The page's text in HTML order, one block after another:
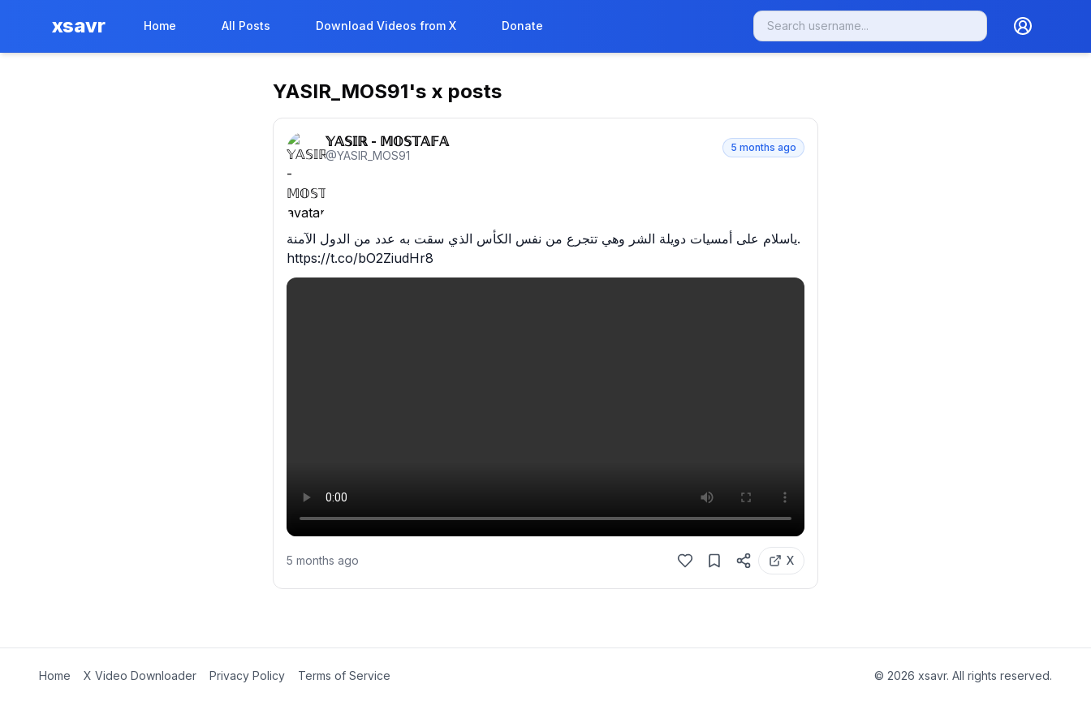
xsavr Home All Posts Download Videos from X Donate
YASIR_MOS91's x posts
𝕐𝔸𝕊𝕀ℝ - 𝕄𝕆𝕊𝕋𝔸𝔽𝔸
@YASIR_MOS91
5 months ago
ياسلام على أمسيات دويلة الشر وهي تتجرع من نفس الكأس الذي سقت به عدد من الدول الآمنة.
https://t.co/bO2ZiudHr8
5 months ago X
Home X Video Downloader Privacy Policy Terms of Service © 2026 xsavr. All rights reserved.